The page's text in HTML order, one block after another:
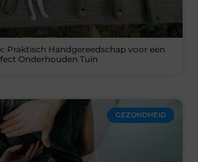
Praktisch Handgereedschap voor een
Onderhouden Tuin
GEZONDHEID